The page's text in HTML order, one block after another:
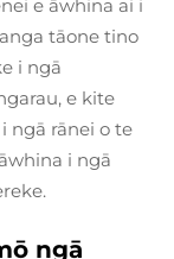
e āwhina ai i
tāone tino
i ngā
e kite
ngā rānei o te
i ngā
ngā